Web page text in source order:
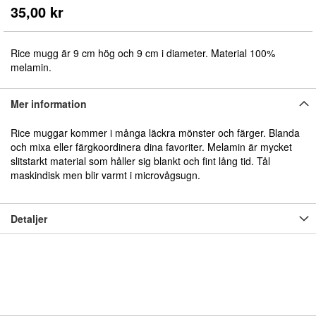
35,00 kr
Rice mugg är 9 cm hög och 9 cm i diameter. Material 100%
melamin.
av
bildgalleriet
Mer information
Rice muggar kommer i många läckra mönster och färger. Blanda
och mixa eller färgkoordinera dina favoriter. Melamin är mycket
slitstarkt material som håller sig blankt och fint lång tid. Tål
maskindisk men blir varmt i microvågsugn.
Detaljer